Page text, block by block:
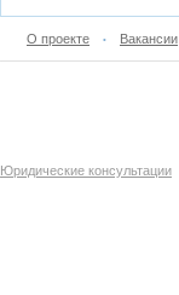
О проекте • Вакансии
Юридические консультации